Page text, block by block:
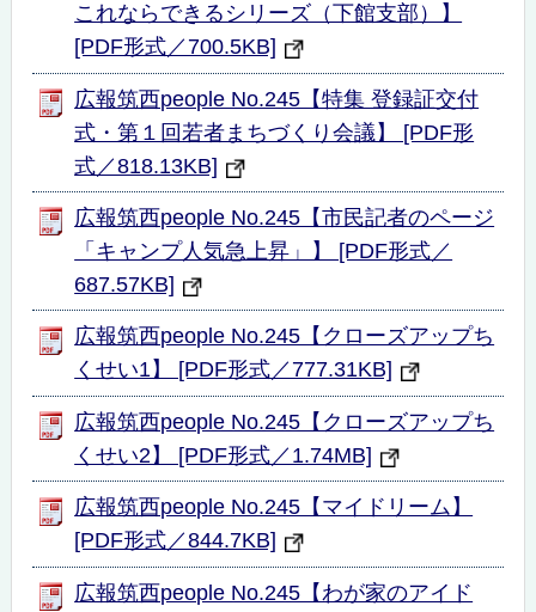
これならできるシリーズ（下館支部）】
[PDF形式／700.5KB]
広報筑西people No.245【特集 登録証交付
式・第１回若者まちづくり会議】 [PDF形
式／818.13KB]
広報筑西people No.245【市民記者のページ
「キャンプ人気急上昇」】 [PDF形式／
687.57KB]
広報筑西people No.245【クローズアップち
くせい1】 [PDF形式／777.31KB]
広報筑西people No.245【クローズアップち
くせい2】 [PDF形式／1.74MB]
広報筑西people No.245【マイドリーム】
[PDF形式／844.7KB]
広報筑西people No.245【わが家のアイド